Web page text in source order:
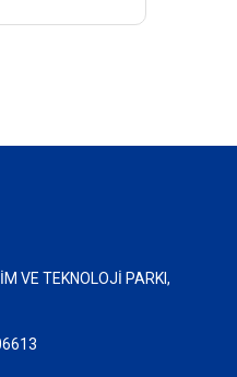
VE TEKNOLOJİ PARKI,